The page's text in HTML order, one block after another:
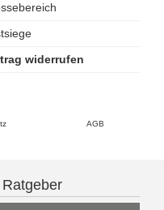
widerrufen
AGB